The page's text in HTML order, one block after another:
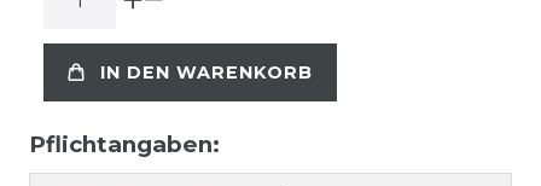
IN DEN WARENKORB
Pflichtangaben: